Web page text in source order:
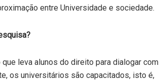
entre Universidade e sociedade.
leva alunos do direito para dialogar com
os universitários são capacitados, isto é,